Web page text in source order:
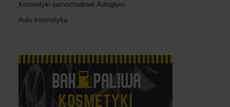
Kosmetyki samochodowe Autoglym
Auto kosmetyka